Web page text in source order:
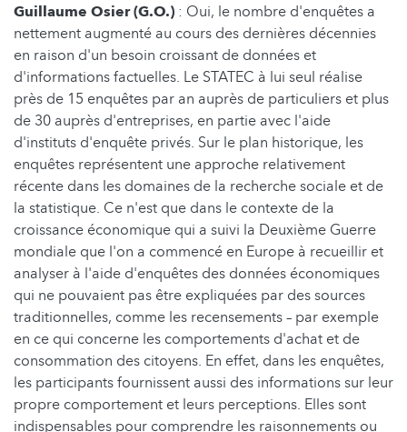
Guillaume Osier (G.O.) : Oui, le nombre d'enquêtes a
nettement augmenté au cours des dernières décennies
en raison d'un besoin croissant de données et
d'informations factuelles. Le STATEC à lui seul réalise
près de 15 enquêtes par an auprès de particuliers et plus
de 30 auprès d'entreprises, en partie avec l'aide
d'instituts d'enquête privés. Sur le plan historique, les
enquêtes représentent une approche relativement
récente dans les domaines de la recherche sociale et de
la statistique. Ce n'est que dans le contexte de la
croissance économique qui a suivi la Deuxième Guerre
mondiale que l'on a commencé en Europe à recueillir et
analyser à l'aide d'enquêtes des données économiques
qui ne pouvaient pas être expliquées par des sources
traditionnelles, comme les recensements – par exemple
en ce qui concerne les comportements d'achat et de
consommation des citoyens. En effet, dans les enquêtes,
les participants fournissent aussi des informations sur leur
propre comportement et leurs perceptions. Elles sont
indispensables pour comprendre les raisonnements ou